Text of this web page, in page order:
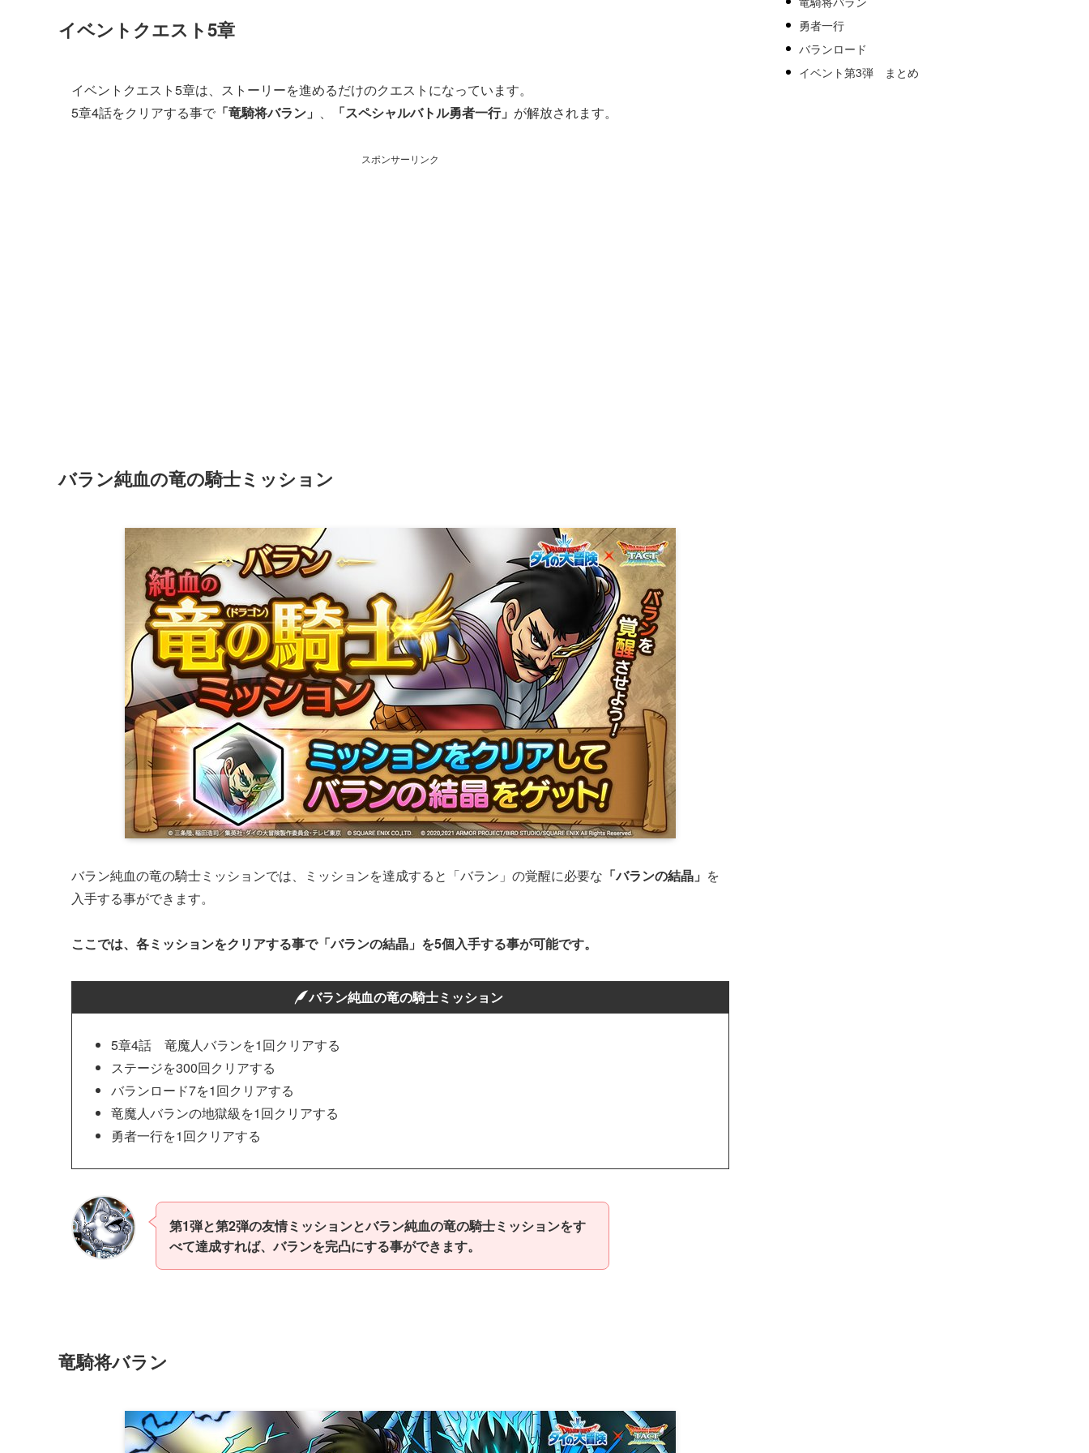
イベントクエスト5章
イベントクエスト5章は、ストーリーを進めるだけのクエストになっています。
5章4話をクリアする事で 「竜騎将バラン」 、 「スペシャルバトル勇者一行」 が解放されます。
スポンサーリンク
バラン純血の竜の騎士ミッション
バラン純血の竜の騎士ミッションでは、ミッションを達成すると「バラン」の覚醒に必要な 「バランの結晶」 を
入手する事ができます。
ここでは、各ミッションをクリアする事で「バランの結晶」を5個入手する事が可能です。
バラン純血の竜の騎士ミッション
5章4話 竜魔人バランを1回クリアする
ステージを300回クリアする
バランロード7を1回クリアする
竜魔人バランの地獄級を1回クリアする
勇者一行を1回クリアする
第1弾と第2弾の友情ミッションとバラン純血の竜の騎士ミッションをす
べて達成すれば、バランを完凸にする事ができます。
竜騎将バラン
勇者一行
バランロード
イベント第3弾 まとめ